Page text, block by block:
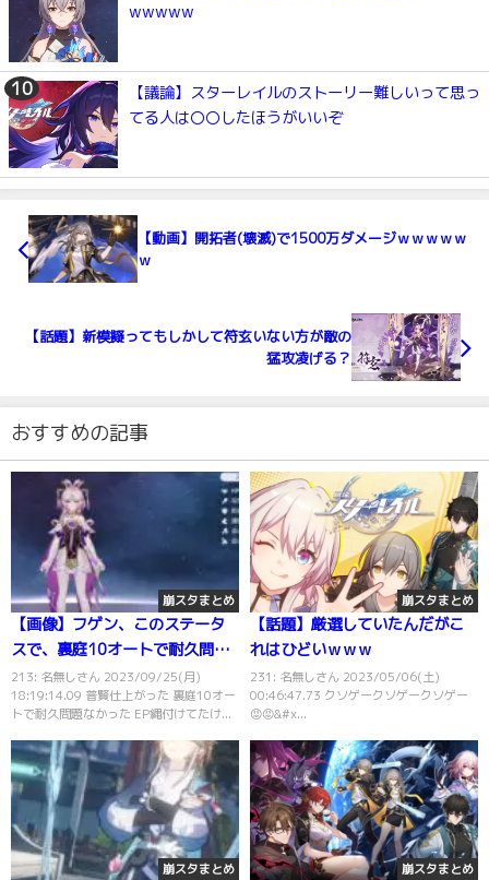
wwwww
【議論】スターレイルのストーリー難しいって思っ
てる人は〇〇したほうがいいぞ
【動画】開拓者(壊滅)で1500万ダメージｗｗｗｗｗ
ｗ
【話題】新模擬ってもしかして符玄いない方が敵の
猛攻凌げる？
おすすめの記事
崩スタまとめ
【画像】フゲン、このステータ
スで、裏庭10オートで耐久問題
なかった！
213: 名無しさん 2023/09/25(月)
18:19:14.09 普賢仕上がった 裏庭10オー
トで耐久問題なかった EP縄付けてたけ...
崩スタまとめ
【話題】厳選していたんだがこ
れはひどいｗｗｗ
231: 名無しさん 2023/05/06(土)
00:46:47.73 クソゲークソゲークソゲー
😡😡&#x...
崩スタまとめ 崩スタまとめ